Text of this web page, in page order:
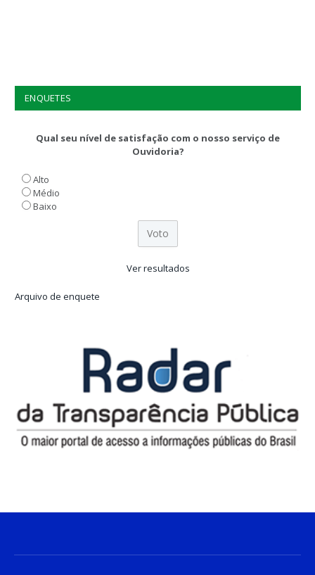
ENQUETES
Qual seu nível de satisfação com o nosso serviço de
Ouvidoria?
Alto
Médio
Baixo
Ver resultados
Arquivo de enquete